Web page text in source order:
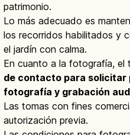
patrimonio.
Lo más adecuado es
los recorridos habilitados y
el jardín con calma.
En cuanto a la fotografía, el
de contacto para solicitar
fotografía y grabación
Las tomas con fines
autorización previa.